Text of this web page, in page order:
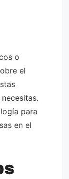
o
el
para
en el